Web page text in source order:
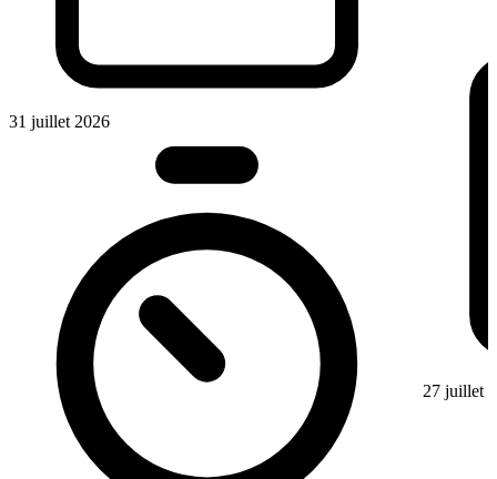
31 juillet 2026
27 juillet